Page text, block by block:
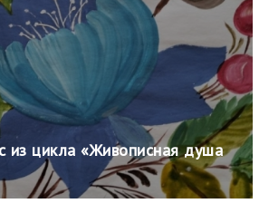
из цикла «Живописная душа